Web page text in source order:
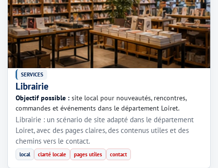
SERVICES
Librairie
Objectif possible : site local pour nouveautés, rencontres,
commandes et événements dans le département Loiret.
Librairie : un scénario de site adapté dans le département
Loiret, avec des pages claires, des contenus utiles et des
chemins vers le contact.
local clarté locale pages utiles contact